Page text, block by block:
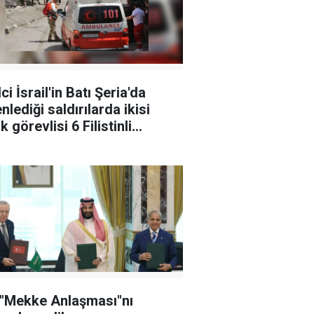
İsrail'in Batı Şeria'da
saldırılarda ikisi
görevlisi 6 Filistinli
Anlaşması"nı